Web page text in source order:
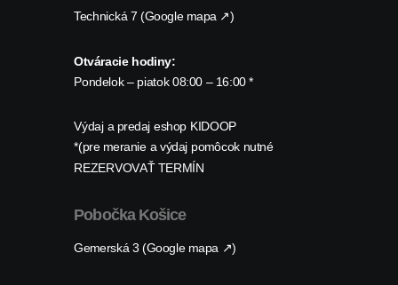
Technická 7 (Google mapa ↗)
Otváracie hodiny:
Pondelok – piatok 08:00 – 16:00 *
Výdaj a predaj eshop KIDOOP
*(pre meranie a výdaj pomôcok nutné
REZERVOVAŤ TERMÍN
Pobočka Košice
Gemerská 3 (Google mapa ↗)